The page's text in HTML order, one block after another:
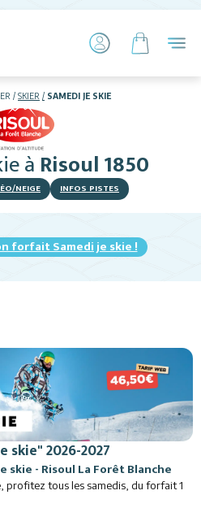
SKIER SAMEDI JE SKIE
à Risoul 1850
NEIGE INFOS PISTES
forfait Samedi je skie !
2026-2027
skie - Risoul La Forêt Blanche
profitez tous les samedis, du forfait 1